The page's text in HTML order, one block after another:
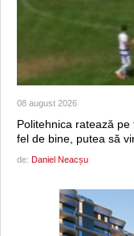
08 august 2026
Politehnica ratează
fel de bine, putea să
de: Daniel Neacșu